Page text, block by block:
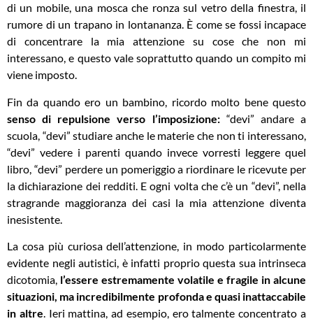
di un mobile, una mosca che ronza sul vetro della finestra, il
rumore di un trapano in lontananza. È come se fossi incapace
di concentrare la mia attenzione su cose che non mi
interessano, e questo vale soprattutto quando un compito mi
viene imposto.
Fin da quando ero un bambino, ricordo molto bene questo
senso di repulsione verso l’imposizione:“devi” andare a
scuola, “devi” studiare anche le materie che non ti interessano,
“devi” vedere i parenti quando invece vorresti leggere quel
libro, “devi” perdere un pomeriggio a riordinare le ricevute per
la dichiarazione dei redditi. E ogni volta che c’è un “devi”, nella
stragrande maggioranza dei casi la mia attenzione diventa
inesistente.
La cosa più curiosa dell’attenzione, in modo particolarmente
evidente negli autistici, è infatti proprio questa sua intrinseca
dicotomia, l’essere estremamente volatile e fragile in alcune
situazioni, ma incredibilmente profonda e quasi inattaccabile
in altre. Ieri mattina, ad esempio, ero talmente concentrato a